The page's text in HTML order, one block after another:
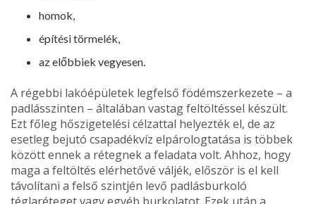
homok,
építési törmelék,
az előbbiek vegyesen.
A régebbi lakóépületek legfelső födémszerkezete – a
padlásszinten – általában vastag feltöltéssel készült.
Ezt főleg hőszigetelési célzattal helyezték el, de az
esetleg bejutó csapadékvíz elpárologtatása is többek
között ennek a rétegnek a feladata volt. Ahhoz, hogy
maga a feltöltés elérhetővé váljék, először is el kell
távolítani a felső szintjén levő padlásburkoló
téglaréteget vagy egyéb burkolatot. Ezek után a